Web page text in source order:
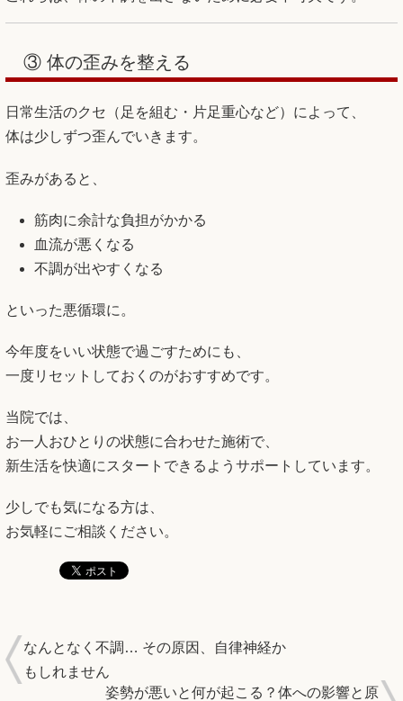
③ 体の歪みを整える
日常生活のクセ（足を組む・片足重心など）によって、
体は少しずつ歪んでいきます。
歪みがあると、
筋肉に余計な負担がかかる
血流が悪くなる
不調が出やすくなる
といった悪循環に。
今年度をいい状態で過ごすためにも、
一度リセットしておくのがおすすめです。
当院では、
お一人おひとりの状態に合わせた施術で、
新生活を快適にスタートできるようサポートしています。
少しでも気になる方は、
お気軽にご相談ください。
なんとなく不調… その原因、自律神経か
もしれません
姿勢が悪いと何が起こる？体への影響と原